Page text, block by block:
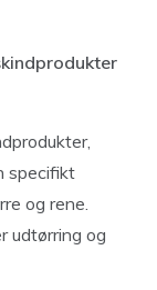
specifikt
og rene.
udtørring og